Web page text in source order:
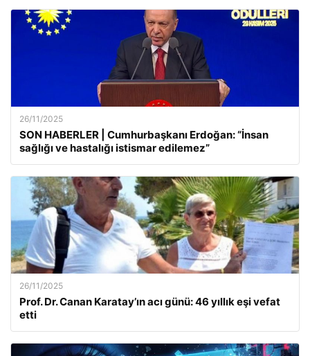
26/11/2025
SON HABERLER | Cumhurbaşkanı Erdoğan: “İnsan
sağlığı ve hastalığı istismar edilemez”
26/11/2025
Prof. Dr. Canan Karatay’ın acı günü: 46 yıllık eşi vefat
etti